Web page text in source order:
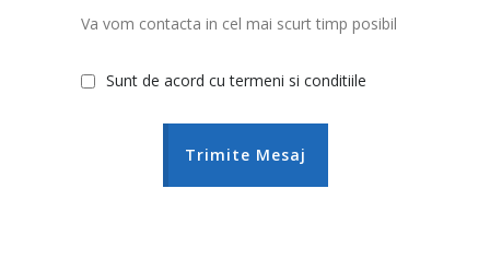
Va vom contacta in cel mai scurt timp posibil
Sunt de acord cu termeni si conditiile
Trimite Mesaj